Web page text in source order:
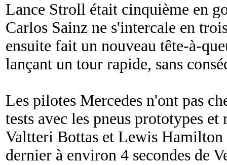
Lance Stroll était cinquième en
Carlos Sainz ne s'intercale en
ensuite fait un nouveau tête-à-
lançant un tour rapide, sans
Les pilotes Mercedes n'ont pas
tests avec les pneus prototypes
Valtteri Bottas et Lewis
dernier à environ 4 secondes de